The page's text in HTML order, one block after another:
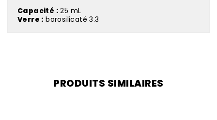
Capacité : 25 mL
Verre : borosilicaté 3.3
PRODUITS SIMILAIRES